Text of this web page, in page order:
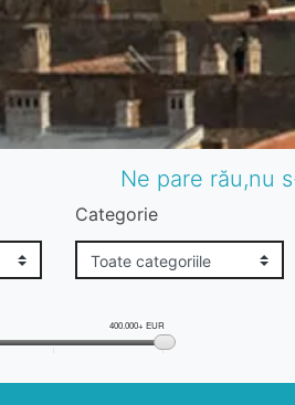
Ne pare rău,nu
Categorie
400.000+ EUR